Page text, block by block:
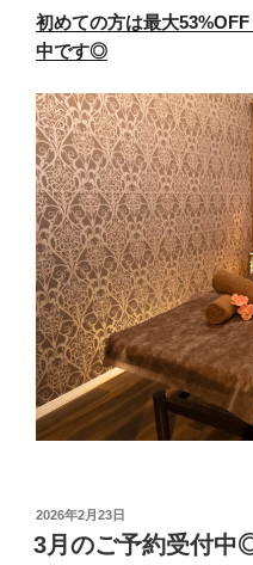
初めての方は最大
中です◎
投
稿
日:
2026年2月23日
3月のご予約受付中